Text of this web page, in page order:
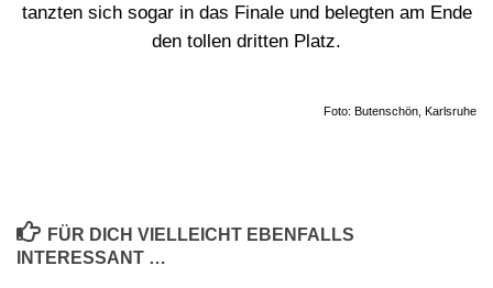
tanzten sich sogar in das Finale und belegten am Ende
den tollen dritten Platz.
Foto: Butenschön, Karlsruhe
FÜR DICH VIELLEICHT EBENFALLS
INTERESSANT …